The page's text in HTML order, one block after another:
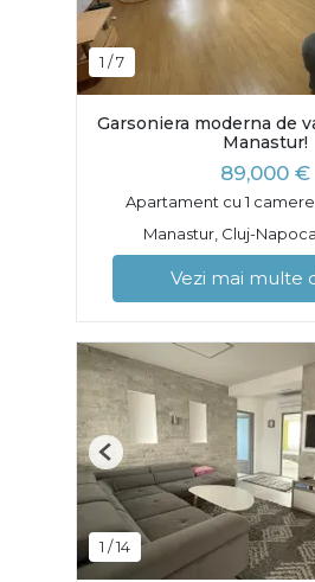
1 /7
Garsoniera moderna de
Manastur!
89,000 €
Apartament cu 1
Manastur, Cluj-Napoca
Vezi mai multe
1 /14
Previous